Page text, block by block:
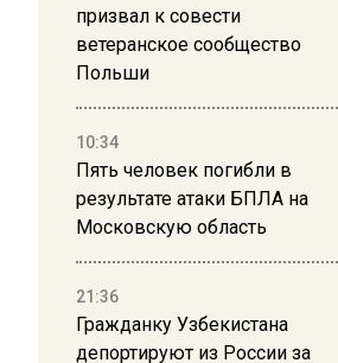
призвал к совести
ветеранское сообщество
Польши
10:34
Пять человек погибли в
результате атаки БПЛА на
Московскую область
21:36
Гражданку Узбекистана
депортируют из России за